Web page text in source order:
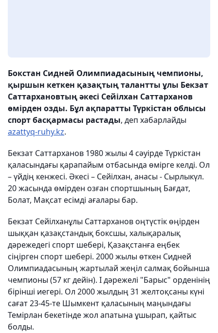
Бокстан Сидней Олимпиадасының чемпионы,
қыршын кеткен қазақтың талантты ұлы Бекзат
Саттархановтың әкесі Сейілхан Саттарханов
өмірден озды. Бұл ақпаратты Түркістан облысы
спорт басқармасы растады, деп хабарлайды
azattyq-ruhy.kz.
Бекзат Саттарханов 1980 жылы 4 сәуірде Түркістан
қаласындағы қарапайым отбасында өмірге келді. Ол
– үйдің кенжесі. Әкесі – Сейілхан, анасы - Сырлыкүл.
20 жасында өмірден озған спортшының Бағдат,
Болат, Мақсат есімді ағалары бар.
Бекзат Сейілханұлы Саттарханов оңтүстік өңірден
шыққан қазақстандық боксшы, халықаралық
дәрежедегі спорт шебері, Қазақстанға еңбек
сіңірген спорт шебері. 2000 жылы өткен Сидней
Олимпиадасының жартылай жеңіл салмақ бойынша
чемпионы (57 кг дейін). І дәрежелі "Барыс" орденінің
бірінші иегері. Ол 2000 жылдың 31 желтоқсаны күні
сағат 23-45-те Шымкент қаласының маңындағы
Темірлан бекетінде жол апатына ұшырап, қайтыс
болды.